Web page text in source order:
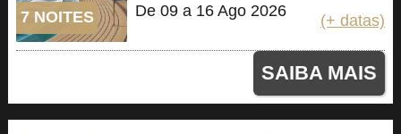
7 NOITES De 09 a 16 Ago 2026
(+ datas)
SAIBA MAIS